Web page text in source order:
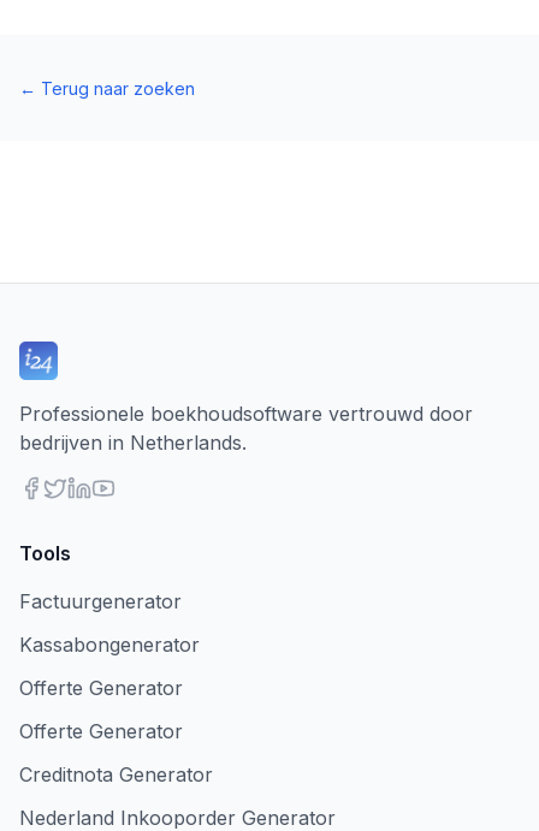
← Terug naar zoeken
Professionele boekhoudsoftware vertrouwd door
bedrijven in Netherlands.
Tools
Factuurgenerator
Kassabongenerator
Offerte Generator
Offerte Generator
Creditnota Generator
Nederland Inkooporder Generator